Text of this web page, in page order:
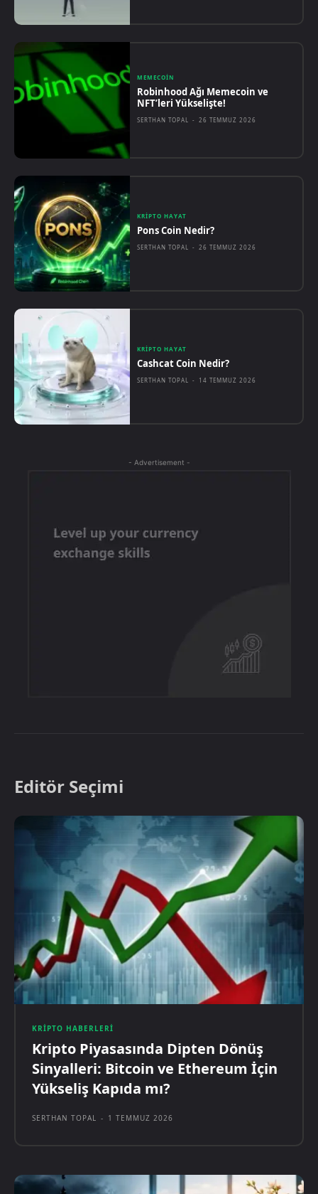
MEMECOIN
Robinhood Ağı Memecoin ve
NFT’leri Yükselişte!
SERTHAN TOPAL - 26 TEMMUZ 2026
KRIPTO HAYAT
Pons Coin Nedir?
SERTHAN TOPAL - 26 TEMMUZ 2026
KRIPTO HAYAT
Cashcat Coin Nedir?
SERTHAN TOPAL - 14 TEMMUZ 2026
- Advertisement -
Editör Seçimi
KRIPTO HABERLERI
Kripto Piyasasında Dipten Dönüş
Sinyalleri: Bitcoin ve Ethereum İçin
Yükseliş Kapıda mı?
SERTHAN TOPAL - 1 TEMMUZ 2026